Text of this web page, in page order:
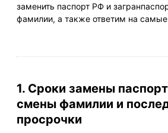
заменить паспорт РФ и
фамилии, а также ответим на
1. Сроки замены
смены фамилии и
просрочки